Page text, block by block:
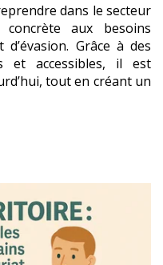
dans le secteur
aux besoins
Grâce à des
et accessibles, il est
tout en créant un